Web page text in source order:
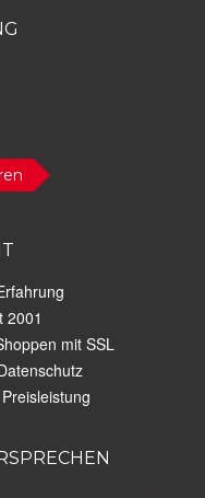
2001
mit SSL